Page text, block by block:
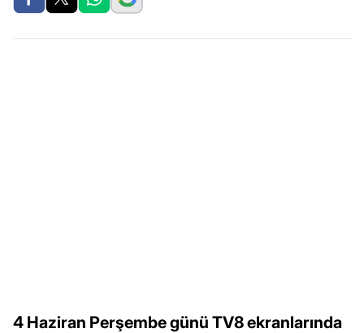
4 Haziran Perşembe günü TV8 ekranlarında